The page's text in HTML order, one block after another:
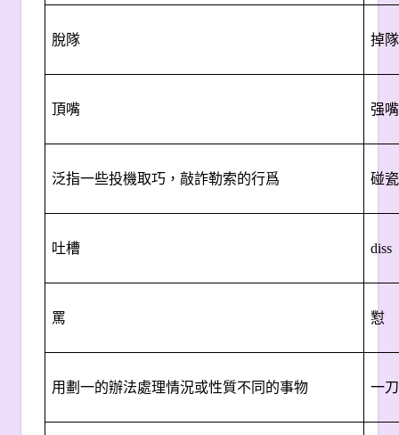
脫隊 掉隊
頂嘴 强嘴
泛指一些投機取巧，敲詐勒索的行爲 碰
吐槽 diss
罵 懟
用劃一的辦法處理情況或性質不同的事物 一